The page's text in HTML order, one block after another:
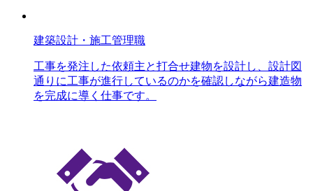
建築設計・施工管理職
工事を発注した依頼主と打合せ建物を設計し、設計図
通りに工事が進行しているのかを確認しながら建造物
を完成に導く仕事です。